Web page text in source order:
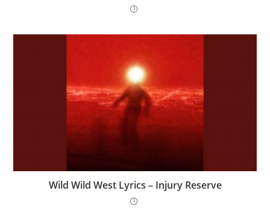
Wild Wild West Lyrics – Injury Reserve